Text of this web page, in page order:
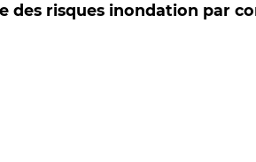
des risques inondation par